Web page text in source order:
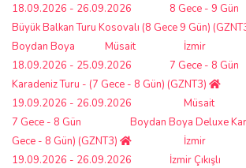
18.09.2026 - 26.09.2026
8 Gece - 9 Gün
Büyük Balkan Turu Kosovalı (8 Gece 9 Gün)
İzmir
Müsait
18.09.2026 - 25.09.2026
7 Gece - 8 Gün
Boydan Boya
Karadeniz Turu - (7 Gece - 8 Gün) (GZNT3)
Müsait
19.09.2026 - 26.09.2026
7 Gece - 8 Gün
Boydan Boya Deluxe
Gece - 8 Gün) (GZNT3)
İzmir
19.09.2026 - 26.09.2026
İzmir Çıkışlı